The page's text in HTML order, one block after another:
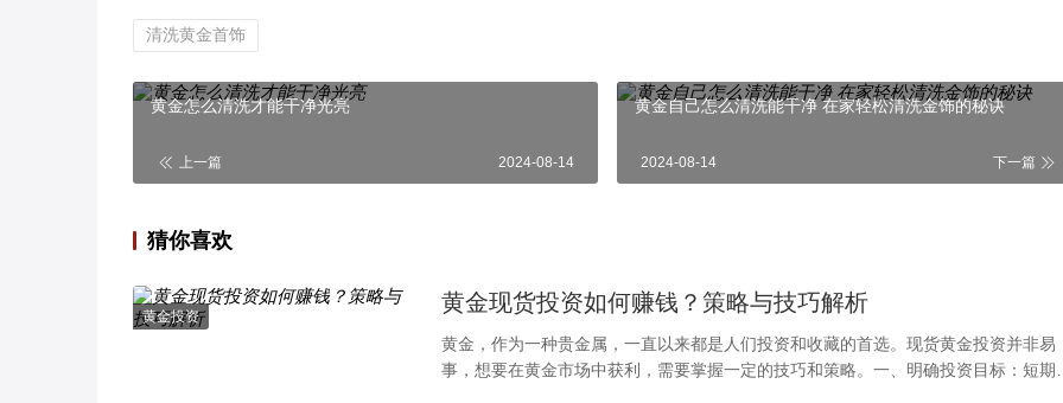
清洗黄金首饰
黄金怎么清洗才能干净光亮
上一篇 2024-08-14
黄金自己怎么清洗能干净 在家轻松清洗金饰的秘诀
2024-08-14 下一篇
猜你喜欢
黄金投资
黄金现货投资如何赚钱？策略与技巧解析
黄金，作为一种贵金属，一直以来都是人们投资和收藏的首选。现货黄金投资并非易
事，想要在黄金市场中获利，需要掌握一定的技巧和策略。一、明确投资目标：短期获